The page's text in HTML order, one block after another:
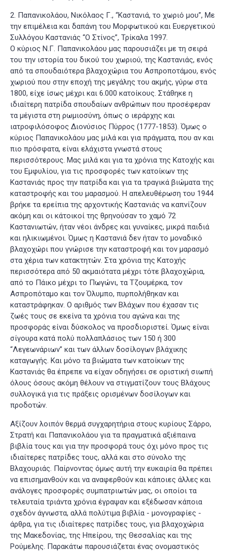
2. Παπανικολάου, Νικόλαος Γ., “Καστανιά, το χωριό μου”, Με
την επιμέλεια και δαπάνη του Μορφωτικού και Ευεργετικού
Συλλόγου Καστανιάς “Ο Στίνος”, Τρίκαλα 1997.
Ο κύριος Ν.Γ. Παπανικολάου μας παρουσιάζει με τη σειρά
του την ιστορία του δικού του χωριού, της Καστανιάς, ενός
από τα σπουδαιότερα βλαχοχώρια του Ασπροποτάμου, ενός
χωριού που στην εποχή της μεγάλης του ακμής, γύρω στα
1800, είχε ίσως μέχρι και 6.000 κατοίκους. Στάθηκε η
ιδιαίτερη πατρίδα σπουδαίων ανθρώπων που προσέφεραν
τα μέγιστα στη ρωμιοσύνη, όπως ο ιεράρχης και
ιατροφιλόσοφος Διονύσιος Πύρρος (1777-1853). Όμως ο
κύριος Παπανικολάου μας μιλά και για πράγματα, που αν και
πιο πρόσφατα, είναι ελάχιστα γνωστά στους
περισσότερους. Μας μιλά και για τα χρόνια της Κατοχής και
του Εμφυλίου, για τις προσφορές των κατοίκων της
Καστανιάς προς την πατρίδα και για τα τραγικά βιώματα της
καταστροφής και του μαρασμού. Η απελευθέρωση του 1944
βρήκε τα ερείπια της αρχοντικής Καστανιάς να καπνίζουν
ακόμη και οι κάτοικοί της θρηνούσαν το χαμό 72
Καστανιωτών, ήταν νέοι άνδρες και γυναίκες, μικρά παιδιά
και ηλικιωμένοι. Όμως η Καστανιά δεν ήταν το μοναδικό
βλαχοχώρι που γνώρισε την καταστροφή και τον μαρασμό
στα χέρια των κατακτητών. Στα χρόνια της Κατοχής
περισσότερα από 50 ακμαιότατα μέχρι τότε βλαχοχώρια,
από το Πάικο μέχρι το Πωγώνι, τα Τζουμέρκα, τον
Ασπροπόταμο και τον Όλυμπο, πυρπολήθηκαν και
καταστράφηκαν. Ο αριθμός των Βλάχων που έχασαν τις
ζωές τους σε εκείνα τα χρόνια του αγώνα και της
προσφοράς είναι δύσκολος να προσδιοριστεί. Όμως είναι
σίγουρα κατά πολύ πολλαπλάσιος των 150 ή 300
“Λεγεωνάριων” και των άλλων δοσίλογων βλάχικης
καταγωγής. Και μόνο τα βιώματα των κατοίκων της
Καστανιάς θα έπρεπε να είχαν οδηγήσει σε οριστική σιωπή
όλους όσους ακόμη θέλουν να στιγματίζουν τους Βλάχους
συλλογικά για τις πράξεις ορισμένων δοσίλογων και
προδοτών.
Αξίζουν λοιπόν θερμά συγχαρητήρια στους κυρίους Σάρρο,
Στρατή και Παπανικολάου για τα πραγματικά αξιέπαινα
βιβλία τους και για την προσφορά τους όχι μόνο προς τις
ιδιαίτερες πατρίδες τους, αλλά και στο σύνολο της
Βλαχουριάς. Παίρνοντας όμως αυτή την ευκαιρία θα πρέπει
να επισημανθούν και να αναφερθούν και κάποιες άλλες και
ανάλογες προσφορές συμπατριωτών μας, οι οποίοι τα
τελευταία τριάντα χρόνια έγραψαν και εξέδωσαν κάποια
σχεδόν άγνωστα, αλλά πολύτιμα βιβλία - μονογραφίες -
άρθρα, για τις ιδιαίτερες πατρίδες τους, για βλαχοχώρια
της Μακεδονίας, της Ηπείρου, της Θεσσαλίας και της
Ρούμελης. Παρακάτω παρουσιάζεται ένας ονομαστικός